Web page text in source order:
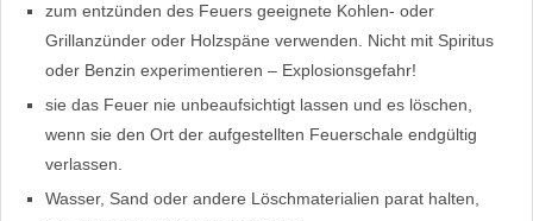
zum entzünden des Feuers geeignete Kohlen- oder
Grillanzünder oder Holzspäne verwenden. Nicht mit Spiritus
oder Benzin experimentieren – Explosionsgefahr!
sie das Feuer nie unbeaufsichtigt lassen und es löschen,
wenn sie den Ort der aufgestellten Feuerschale endgültig
verlassen.
Wasser, Sand oder andere Löschmaterialien parat halten,